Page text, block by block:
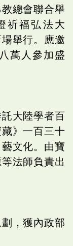
總會聯合舉
祈福弘法大
舉行。應邀
萬人參加盛
大陸學者百
》一百三十
文化。由寶
法師負責出
，獲內政部